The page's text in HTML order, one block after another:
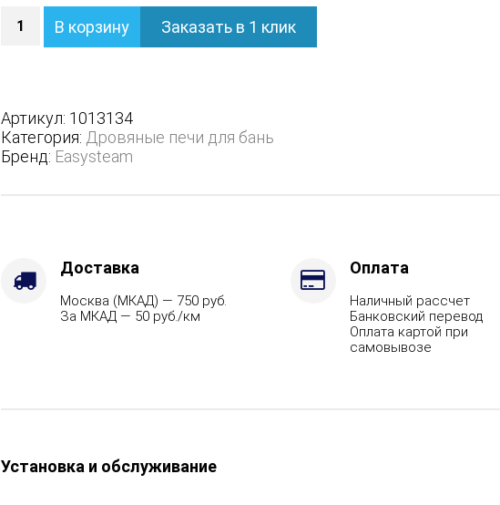
Печь
Геленджик
трехстороннем
кожухе
-
Вид
В корзину Заказать в 1 клик
Артикул: 1013134
Категория: Дровяные печи для бань
Бренд: Easysteam
Доставка
Москва (МКАД) — 750 руб.
За МКАД — 50 руб./км
Оплата
Наличный рассчет
Банковский перевод
Оплата картой при
самовывозе
Установка и обслуживание